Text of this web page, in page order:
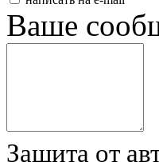
Ваше
Защита от